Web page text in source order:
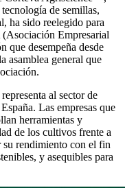
de semillas,
ha sido reelegido para
Empresarial
que desempeña desde
asamblea general que
al sector de
Las empresas que
herramientas y
de los cultivos frente a
su rendimiento con el fin
y asequibles para